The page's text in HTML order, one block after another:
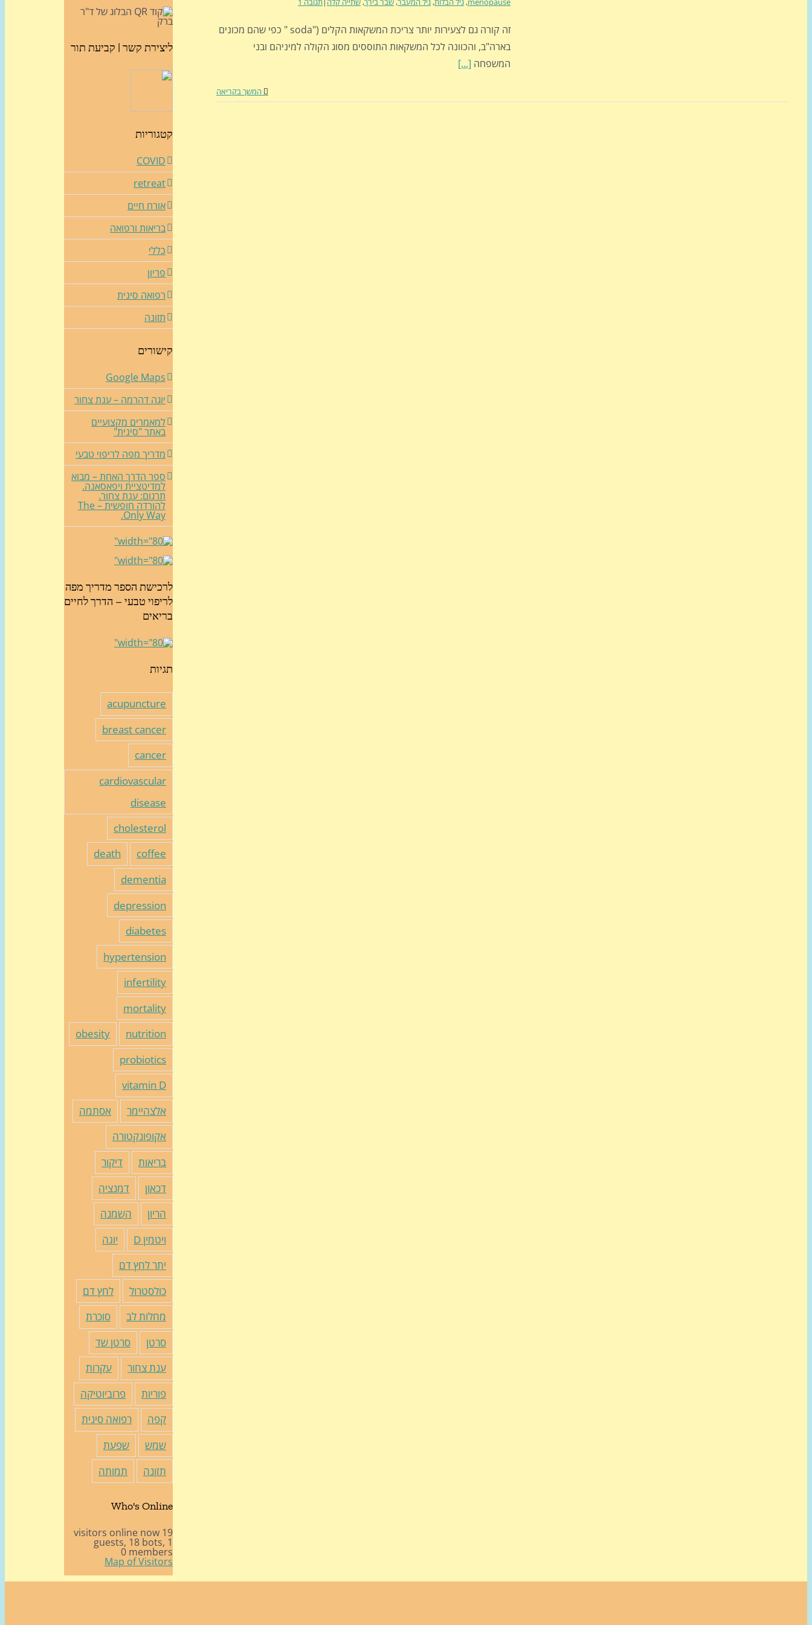
זה קורה גם לצעירות יותר צריכת המשקאות הקלים ("soda " כפי שהם מכונים
בארה"ב, והכוונה לכל המשקאות התוססים מסוג הקולה למיניהם ובני
המשפחה [...]
המשך בקריאה
ליצירת קשר | קביעת תור
קטגוריות
COVID
retreat
אורח חיים
בריאות ורפואה
כללי
פריון
רפואה סינית
תזונה
קישורים
Google Maps
יוגה דהרמה – ענת צחור
למאמרים מקצועיים
באתר "סינית"
מדריך מפה לריפוי טבעי
ספר הדרך האחת – מבוא
למדיטציית ויפאסאנה.
תרגום: ענת צחור.
להורדה חופשית – The
Only Way.
לרכישת הספר מדריך מפה
לריפוי טבעי – הדרך לחיים
בריאים
תגיות
acupuncture
breast cancer
cancer
cardiovascular
disease
cholesterol
coffee
death
dementia
depression
diabetes
hypertension
infertility
mortality
nutrition
obesity
probiotics
vitamin D
אלצהיימר
אסתמה
אקופונקטורה
בריאות
דיקור
דכאון
דמנציה
הריון
השמנה
ויטמין D
יוגה
יתר לחץ דם
כולסטרול
לחץ דם
מחלות לב
סוכרת
סרטן
סרטן שד
ענת צחור
עקרות
פוריות
פרוביוטיקה
קפה
רפואה סינית
שמש
שפעת
תזונה
תמותה
Who's Online
19 visitors online now
1 guests,
18 bots,
0 members
Map of Visitors